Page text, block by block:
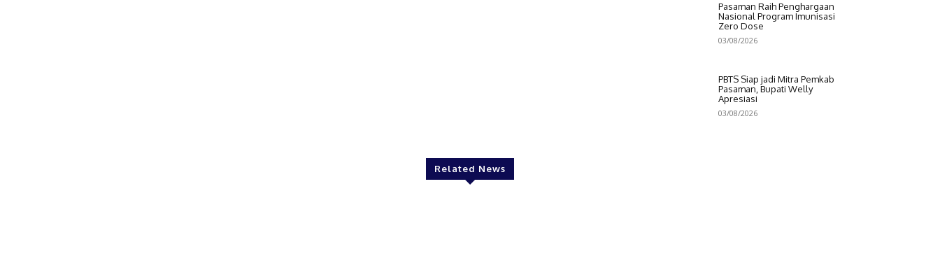
Pasaman Raih Penghargaan
Nasional Program Imunisasi
Zero Dose
03/08/2026
PBTS Siap jadi Mitra Pemkab
Pasaman, Bupati Welly
Apresiasi
03/08/2026
Related News